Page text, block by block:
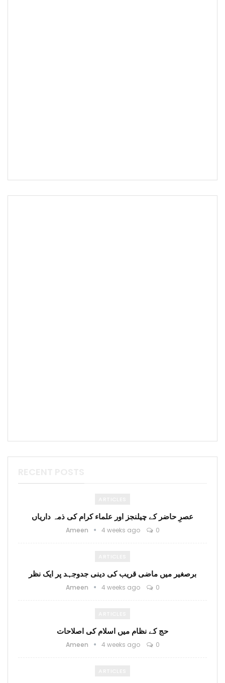
عصرِ حاضر کے چیلنجز اور علماء کرام کی ذمہ داریاں
Ameen 4 weeks ago 0
برصغیر میں ماضی قریب کی دینی جدوجہد پر ایک نظر
Ameen 4 weeks ago 0
حج کے نظام میں اسلام کی اصلاحات
Ameen 4 weeks ago 0